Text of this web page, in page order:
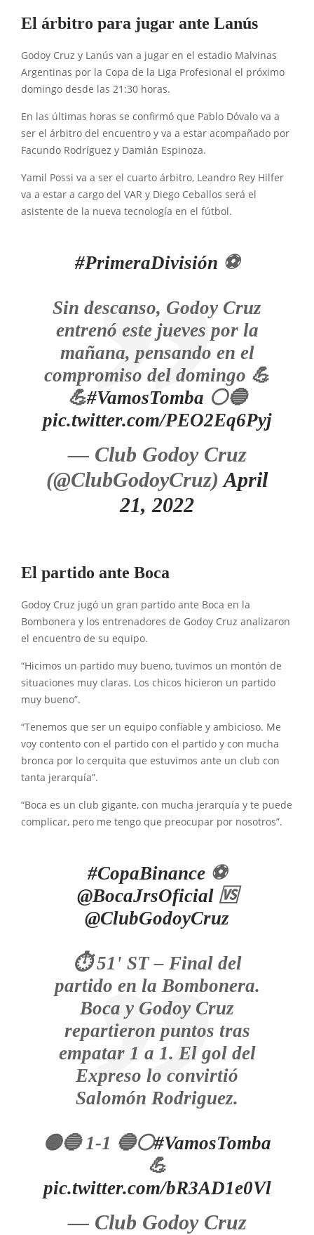
El árbitro para jugar ante Lanús
Godoy Cruz y Lanús van a jugar en el estadio Malvinas
Argentinas por la Copa de la Liga Profesional el próximo
domingo desde las 21:30 horas.
En las últimas horas se confirmó que Pablo Dóvalo va a
ser el árbitro del encuentro y va a estar acompañado por
Facundo Rodríguez y Damián Espinoza.
Yamil Possi va a ser el cuarto árbitro, Leandro Rey Hilfer
va a estar a cargo del VAR y Diego Ceballos será el
asistente de la nueva tecnología en el fútbol.
#PrimeraDivisión ⚽
Sin descanso, Godoy Cruz
entrenó este jueves por la
mañana, pensando en el
compromiso del domingo 💪
💪#VamosTomba ⚪🔵
pic.twitter.com/PEO2Eq6Pyj
— Club Godoy Cruz
(@ClubGodoyCruz)April
21, 2022
El partido ante Boca
Godoy Cruz jugó un gran partido ante Boca en la
Bombonera y los entrenadores de Godoy Cruz analizaron
el encuentro de su equipo.
“Hicimos un partido muy bueno, tuvimos un montón de
situaciones muy claras. Los chicos hicieron un partido
muy bueno”.
“Tenemos que ser un equipo confiable y ambicioso. Me
voy contento con el partido con el partido y con mucha
bronca por lo cerquita que estuvimos ante un club con
tanta jerarquía”.
“Boca es un club gigante, con mucha jerarquía y te puede
complicar, pero me tengo que preocupar por nosotros”.
#CopaBinance ⚽
@BocaJrsOficial🆚
@ClubGodoyCruz
⏱ 51' ST – Final del
partido en la Bombonera.
Boca y Godoy Cruz
repartieron puntos tras
empatar 1 a 1. El gol del
Expreso lo convirtió
Salomón Rodriguez.
🟡🔵 1-1 🔵⚪#VamosTomba
💪
pic.twitter.com/bR3AD1e0Vl
— Club Godoy Cruz